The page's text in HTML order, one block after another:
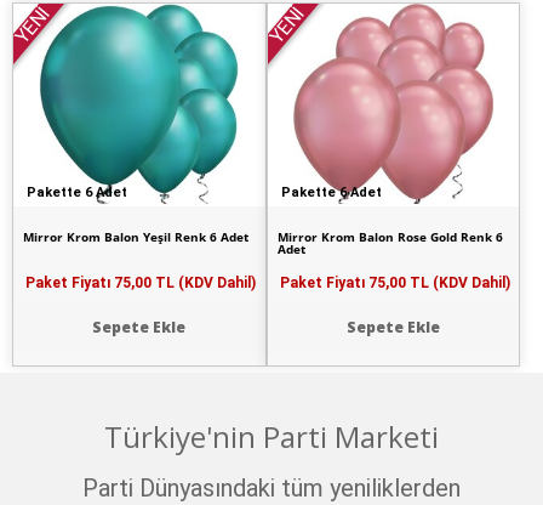
Pakette 6 Adet
YENİ
Mirror Krom Balon Yeşil Renk 6 Adet
Paket Fiyatı 75,00 TL (KDV Dahil)
Sepete Ekle
Pakette 6 Adet
YENİ
Mirror Krom Balon Rose Gold Renk 6
Adet
Paket Fiyatı 75,00 TL (KDV Dahil)
Sepete Ekle
Türkiye'nin Parti Marketi
Parti Dünyasındaki tüm yeniliklerden